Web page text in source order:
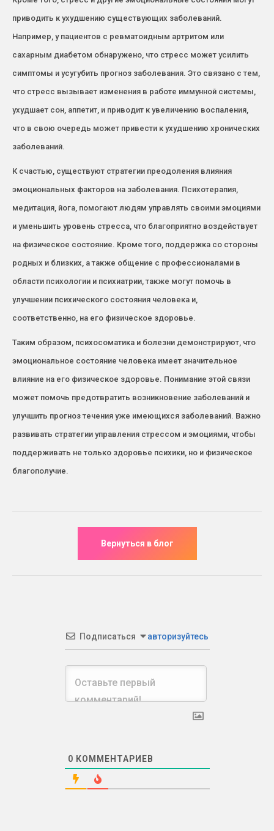
приводить к ухудшению существующих заболеваний.
Например, у пациентов с ревматоидным артритом или
сахарным диабетом обнаружено, что стресс может усилить
симптомы и усугубить прогноз заболевания. Это связано с тем,
что стресс вызывает изменения в работе иммунной системы,
ухудшает сон, аппетит, и приводит к увеличению воспаления,
что в свою очередь может привести к ухудшению хронических
заболеваний.
К счастью, существуют стратегии преодоления влияния
эмоциональных факторов на заболевания. Психотерапия,
медитация, йога, помогают людям управлять своими эмоциями
и уменьшить уровень стресса, что благоприятно воздействует
на физическое состояние. Кроме того, поддержка со стороны
родных и близких, а также общение с профессионалами в
области психологии и психиатрии, также могут помочь в
улучшении психического состояния человека и,
соответственно, на его физическое здоровье.
Таким образом, психосоматика и болезни демонстрируют, что
эмоциональное состояние человека имеет значительное
влияние на его физическое здоровье. Понимание этой связи
может помочь предотвратить возникновение заболеваний и
улучшить прогноз течения уже имеющихся заболеваний. Важно
развивать стратегии управления стрессом и эмоциями, чтобы
поддерживать не только здоровье психики, но и физическое
благополучие.
Подписаться авторизуйтесь
0 КОММЕНТАРИЕВ